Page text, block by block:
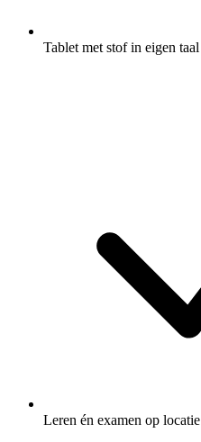
Tablet met stof in eigen taal
Leren én examen op locatie